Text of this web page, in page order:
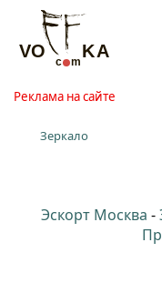
Реклама на сайте
Зеркало
Эскорт Москва -